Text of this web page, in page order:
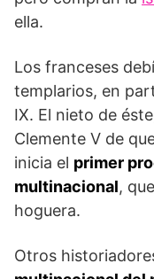
ella.
Los franceses
templarios, en
IX. El nieto de
Clemente V de
inicia el primer
multinacional,
hoguera.
Otros